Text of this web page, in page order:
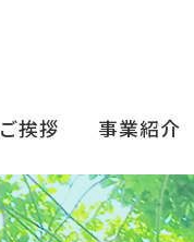
ご挨拶 事業紹介